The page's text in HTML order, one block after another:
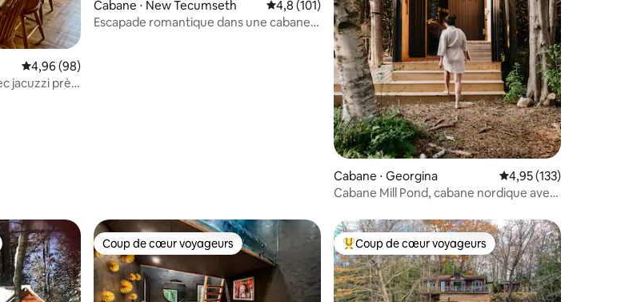
Évaluation moyenne sur la base de 98 commentaires : 4,96 sur 5
4,96 (98)
jacuzzi près
Cabane ⋅ New Tecumseth Évaluation moyenne sur la base de 101 commentaires : 4,8 sur 5
4,8 (101)
Escapade romantique dans une cabane
Cabane ⋅ Georgina Évaluation moyenne
4,95 (133)
Cabane Mill Pond, cabane nordique avec
Coup de cœur voyageurs
Coup de cœur voyageurs Coups de cœur voyageurs les plus appréciés
Coup de cœur voyageurs